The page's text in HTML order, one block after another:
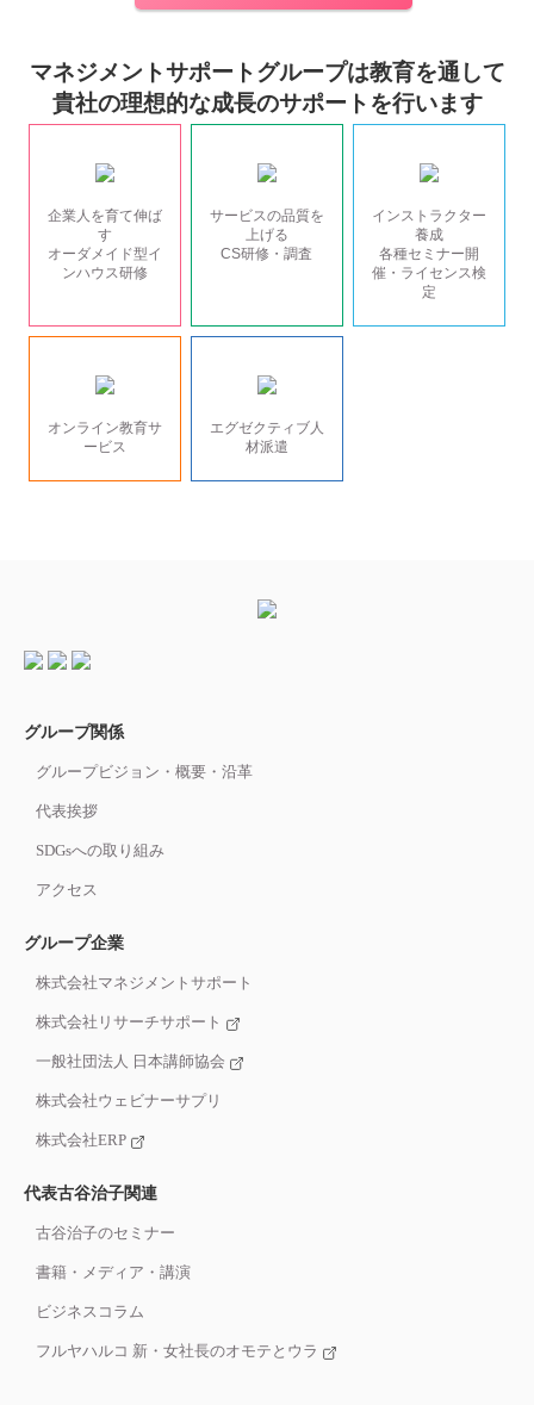
マネジメントサポートグループは教育を通して
貴社の理想的な成長のサポートを行います
企業人を育て伸ば
す
オーダメイド型イ
ンハウス研修
サービスの品質を
上げる
CS研修・調査
インストラクター
養成
各種セミナー開
催・ライセンス検
定
オンライン教育サ
ービス
エグゼクティブ人
材派遣
グループ関係
グループビジョン・概要・沿革
代表挨拶
SDGsへの取り組み
アクセス
グループ企業
株式会社マネジメントサポート
株式会社リサーチサポート
一般社団法人 日本講師協会
株式会社ウェビナーサプリ
株式会社ERP
代表古谷治子関連
古谷治子のセミナー
書籍・メディア・講演
ビジネスコラム
フルヤハルコ 新・女社長のオモテとウラ